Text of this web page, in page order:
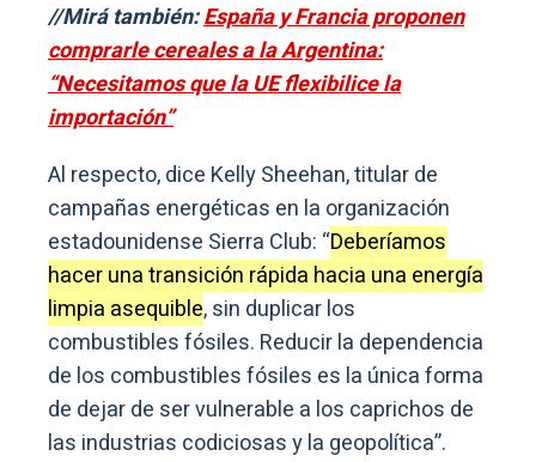
//Mirá también:España y Francia proponen
comprarle cereales a la Argentina:
“Necesitamos que la UE flexibilice la
importación”
Al respecto, dice Kelly Sheehan, titular de
campañas energéticas en la organización
estadounidense Sierra Club: “Deberíamos
hacer una transición rápida hacia una energía
limpia asequible, sin duplicar los
combustibles fósiles. Reducir la dependencia
de los combustibles fósiles es la única forma
de dejar de ser vulnerable a los caprichos de
las industrias codiciosas y la geopolítica”.